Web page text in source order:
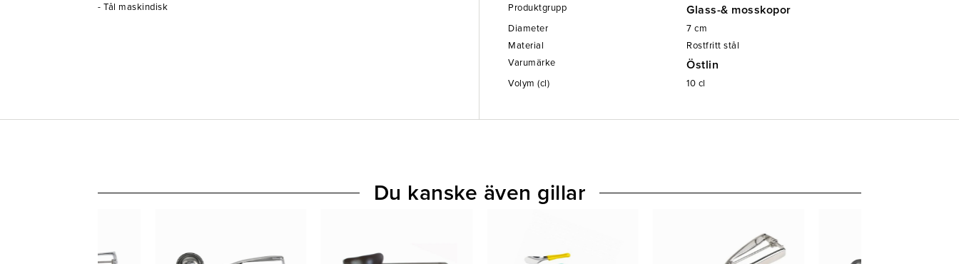
- Tål maskindisk
Produktgrupp Glass-& mosskopor
Diameter 7 cm
Material
Rostfritt stål
Varumärke
Östlin
Volym (cl) 10 cl
Du kanske även gillar